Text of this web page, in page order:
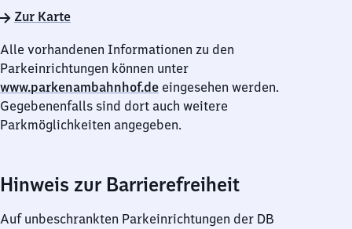
Zur Karte
Alle vorhandenen Informationen zu den
Parkeinrichtungen können unter
www.parkenambahnhof.de eingesehen werden.
Gegebenenfalls sind dort auch weitere
Parkmöglichkeiten angegeben.
Hinweis zur Barrierefreiheit
Auf unbeschrankten Parkeinrichtungen der DB